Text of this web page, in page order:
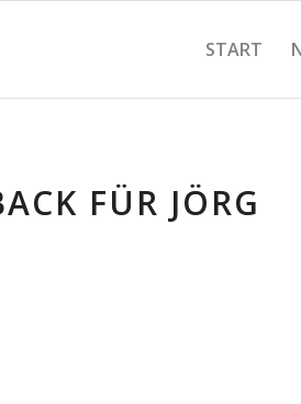
START
FÜR JÖRG